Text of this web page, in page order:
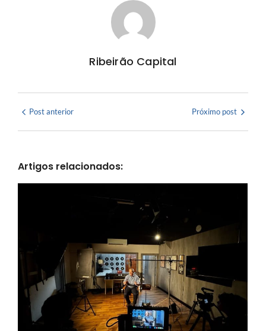
Ribeirão Capital
Post anterior Próximo post
Artigos relacionados: